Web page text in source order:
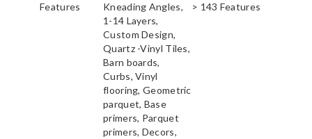
Features
Kneading Angles,
1-14 Layers,
Custom Design,
> 143 Features
Quartz -Vinyl Tiles,
Barn boards,
Curbs, Vinyl
flooring, Geometric
parquet, Base
primers, Parquet
primers, Decors,